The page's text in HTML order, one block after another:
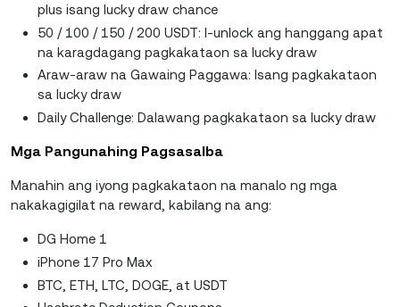
plus isang lucky draw chance
50 / 100 / 150 / 200 USDT: I-unlock ang hanggang apat
na karagdagang pagkakataon sa lucky draw
Araw-araw na Gawaing Paggawa: Isang pagkakataon
sa lucky draw
Daily Challenge: Dalawang pagkakataon sa lucky draw
Mga Pangunahing Pagsasalba
Manahin ang iyong pagkakataon na manalo ng mga
nakakagigilat na reward, kabilang na ang:
DG Home 1
iPhone 17 Pro Max
BTC, ETH, LTC, DOGE, at USDT